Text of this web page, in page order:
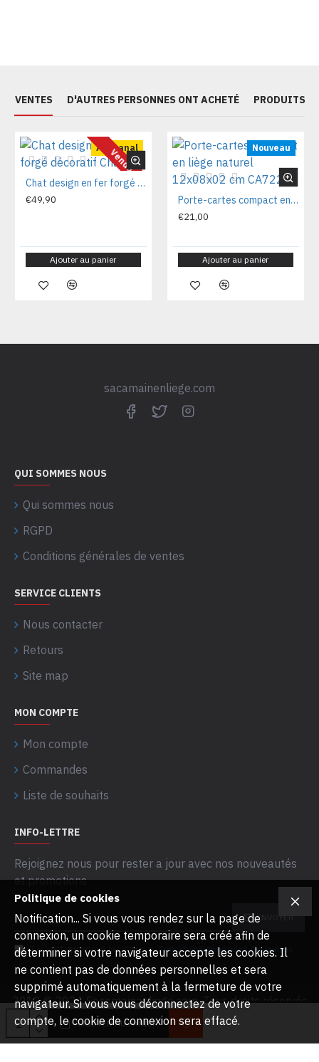
AJOUTER AU PANIER
VENTES D'AUTRES PERSONNES ONT ACHETÉ PRODUITS
Artisanal
Vendu
Chat design en fer forgé décoratif Chat70
€49,90
Ajouter au panier
Nouveau
Porte-cartes compact en liège naturel 12x08x02 cm CA7225V
€21,00
Ajouter au panier
sacamainenliege.com
QUI SOMMES NOUS
Qui sommes nous
RGPD
Conditions générales de ventes
SERVICE CLIENTS
Nous contacter
Retours
Site map
MON COMPTE
Mon compte
Commandes
Liste de souhaits
INFO-LETTRE
Rejoignez nous pour rester a jour avec nos nouveautés
et promotions
ENVOYER
J’ai lu et approuvé la rubrique Conditions générales de ventes
2012 © 2024 Sacamainenliege.com. Tous droits réservés
Politique de cookies
Notification... Si vous vous rendez sur la page de
connexion, un cookie temporaire sera créé afin de
déterminer si votre navigateur accepte les cookies. Il
ne contient pas de données personnelles et sera
supprimé automatiquement à la fermeture de votre
navigateur. Si vous vous déconnectez de votre
compte, le cookie de connexion sera effacé.